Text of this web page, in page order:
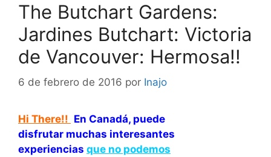
The Butchart Gardens:
Jardines Butchart: Victoria
de Vancouver: Hermosa!!
6 de febrero de 2016 por Inajo
Hi There!! En Canadá, puede
disfrutar muchas interesantes
experiencias que no podemos